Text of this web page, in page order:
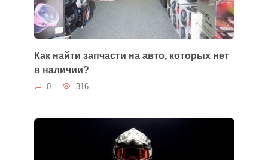
Как найти запчасти на авто, которых нет
в наличии?
0 316